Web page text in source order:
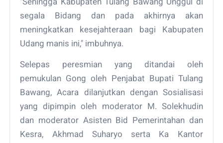
segala Bidang dan pada akhirnya akan
meningkatkan kesejahteraan bagi Kabupaten
Udang manis ini," imbuhnya.
Selepas peresmian yang ditandai oleh
pemukulan Gong oleh Penjabat Bupati Tulang
Bawang, Acara dilanjutkan dengan Sosialisasi
yang dipimpin oleh moderator M. Solekhudin
dan moderator Asisten Bid Pemerintahan dan
Kesra, Akhmad Suharyo serta Ka Kantor